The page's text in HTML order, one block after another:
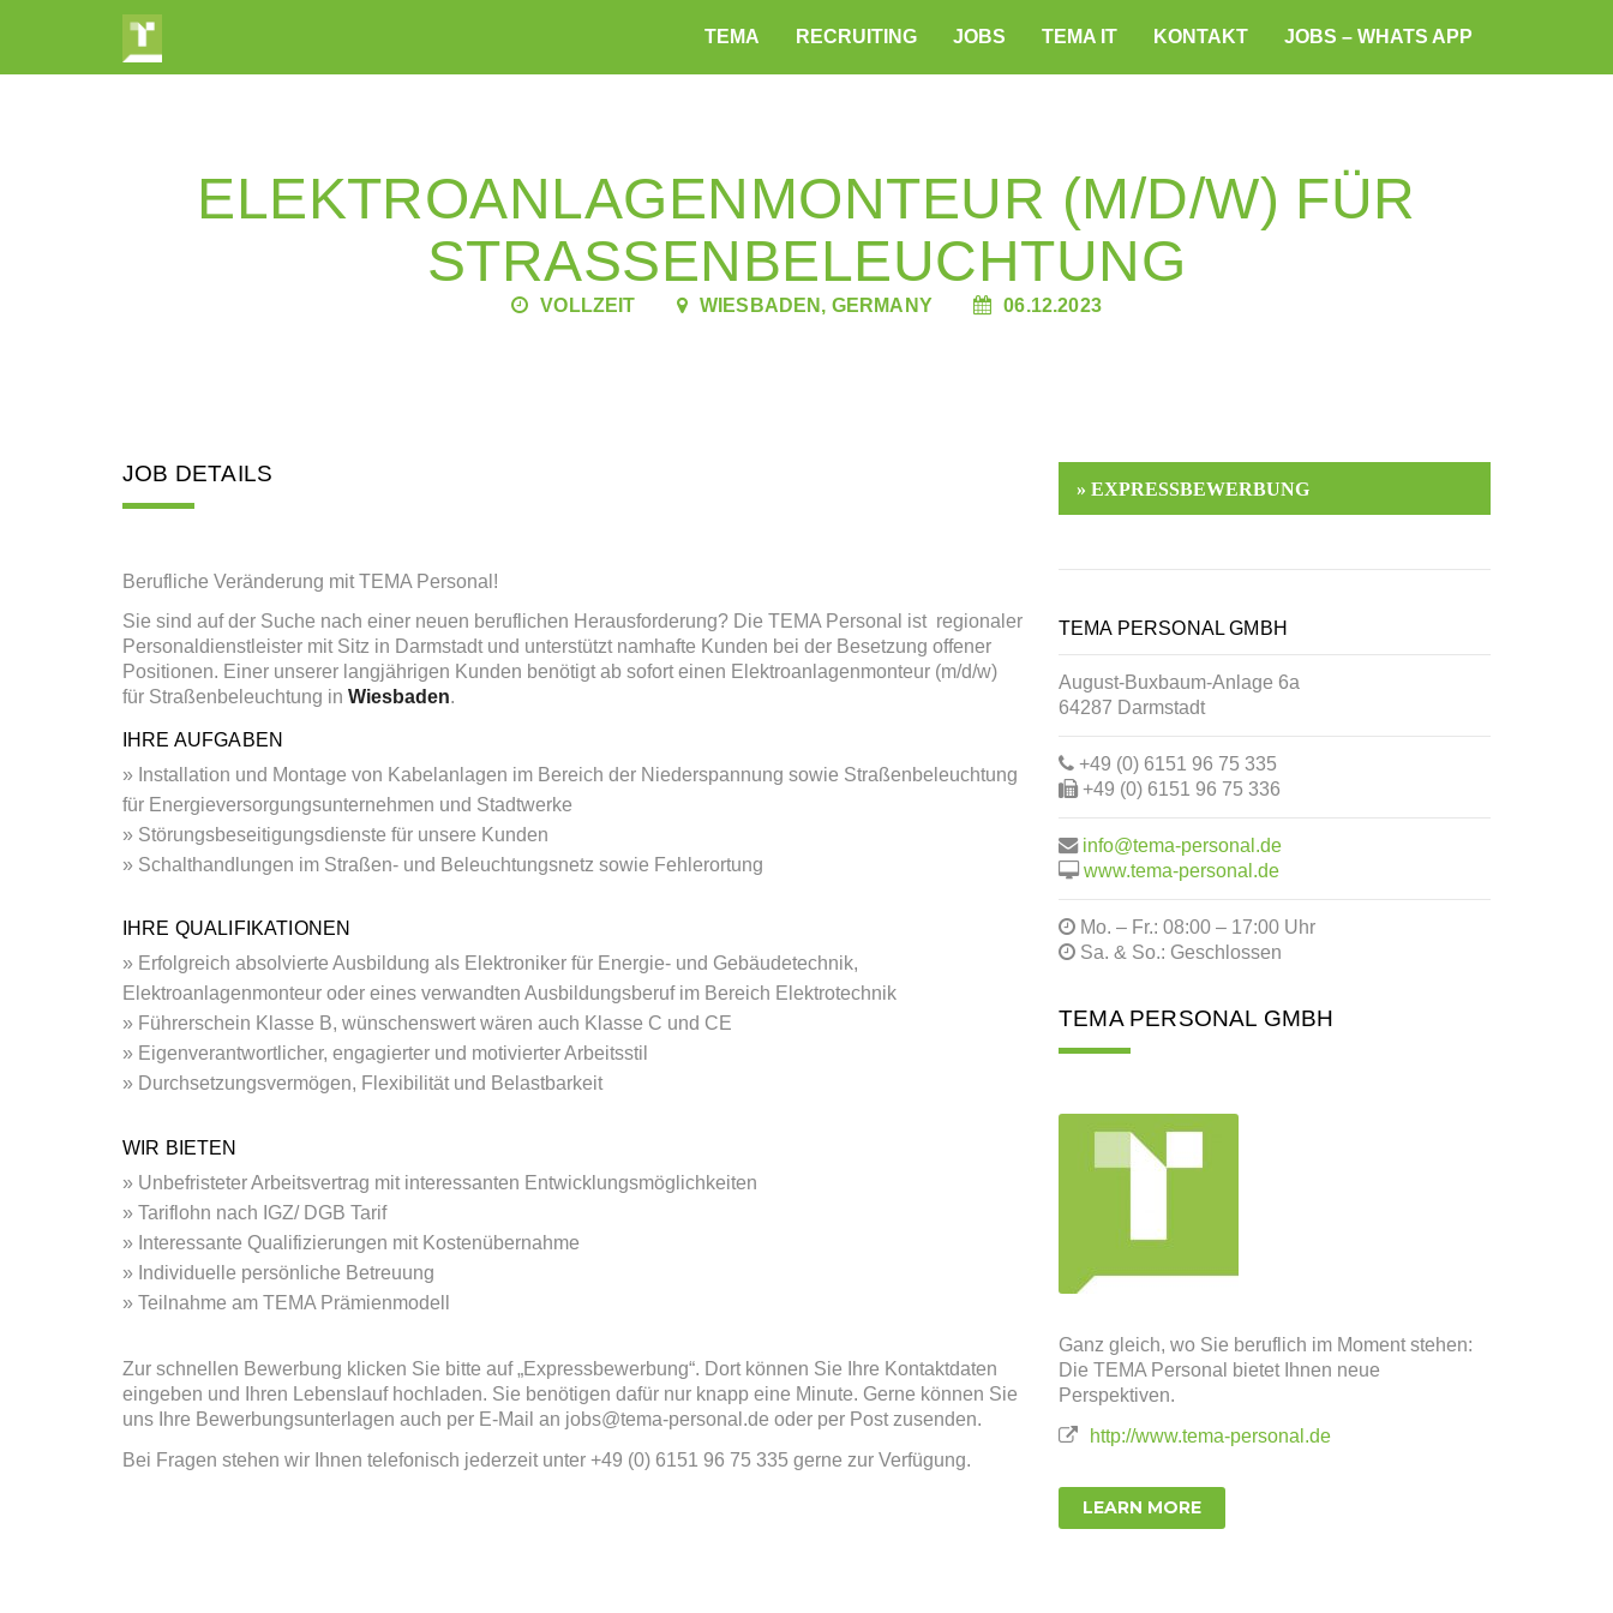
TEMA RECRUITING JOBS TEMA IT KONTAKT JOBS – WHATS APP
ELEKTROANLAGENMONTEUR (M/D/W) FÜR
STRASSENBELEUCHTUNG
VOLLZEIT WIESBADEN, GERMANY 06.12.2023
JOB DETAILS
Berufliche Veränderung mit TEMA Personal!
Sie sind auf der Suche nach einer neuen beruflichen Herausforderung? Die TEMA Personal ist regionaler
Personaldienstleister mit Sitz in Darmstadt und unterstützt namhafte Kunden bei der Besetzung offener
Positionen. Einer unserer langjährigen Kunden benötigt ab sofort einen Elektroanlagenmonteur (m/d/w)
für Straßenbeleuchtung in Wiesbaden.
IHRE AUFGABEN
Installation und Montage von Kabelanlagen im Bereich der Niederspannung sowie Straßenbeleuchtung
für Energieversorgungsunternehmen und Stadtwerke
Störungsbeseitigungsdienste für unsere Kunden
Schalthandlungen im Straßen- und Beleuchtungsnetz sowie Fehlerortung
IHRE QUALIFIKATIONEN
Erfolgreich absolvierte Ausbildung als Elektroniker für Energie- und Gebäudetechnik,
Elektroanlagenmonteur oder eines verwandten Ausbildungsberuf im Bereich Elektrotechnik
Führerschein Klasse B, wünschenswert wären auch Klasse C und CE
Eigenverantwortlicher, engagierter und motivierter Arbeitsstil
Durchsetzungsvermögen, Flexibilität und Belastbarkeit
WIR BIETEN
Unbefristeter Arbeitsvertrag mit interessanten Entwicklungsmöglichkeiten
Tariflohn nach IGZ/ DGB Tarif
Interessante Qualifizierungen mit Kostenübernahme
Individuelle persönliche Betreuung
Teilnahme am TEMA Prämienmodell
Zur schnellen Bewerbung klicken Sie bitte auf „Expressbewerbung“. Dort können Sie Ihre Kontaktdaten
eingeben und Ihren Lebenslauf hochladen. Sie benötigen dafür nur knapp eine Minute. Gerne können Sie
uns Ihre Bewerbungsunterlagen auch per E-Mail an jobs@tema-personal.de oder per Post zusenden.
Bei Fragen stehen wir Ihnen telefonisch jederzeit unter +49 (0) 6151 96 75 335 gerne zur Verfügung.
TEMA PERSONAL GMBH
August-Buxbaum-Anlage 6a
64287 Darmstadt
+49 (0) 6151 96 75 335
+49 (0) 6151 96 75 336
info@tema-personal.de
www.tema-personal.de
Mo. – Fr.: 08:00 – 17:00 Uhr
Sa. & So.: Geschlossen
TEMA PERSONAL GMBH
Ganz gleich, wo Sie beruflich im Moment stehen:
Die TEMA Personal bietet Ihnen neue
Perspektiven.
http://www.tema-personal.de
LEARN MORE